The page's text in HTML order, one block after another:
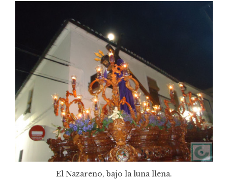
El Nazareno, bajo la luna llena.